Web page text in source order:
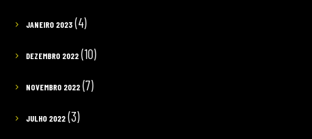
JANEIRO 2023(4)
DEZEMBRO 2022(10)
NOVEMBRO 2022(7)
JULHO 2022(3)